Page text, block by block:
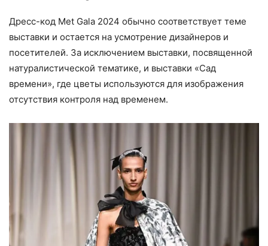
Дресс-код Met Gala 2024 обычно соответствует теме
выставки и остается на усмотрение дизайнеров и
посетителей. За исключением выставки, посвященной
натуралистической тематике, и выставки «Сад
времени», где цветы используются для изображения
отсутствия контроля над временем.